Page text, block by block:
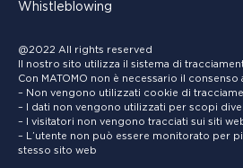
Whistleblowing
@2022 All rights reserved
Il nostro sito utilizza il sistema di
Con MATOMO non è necessario il
– Non vengono utilizzati cookie di
– I dati non vengono utilizzati per scopi
– I visitatori non vengono tracciati sui siti
– L’utente non può essere monitorato per
stesso sito web